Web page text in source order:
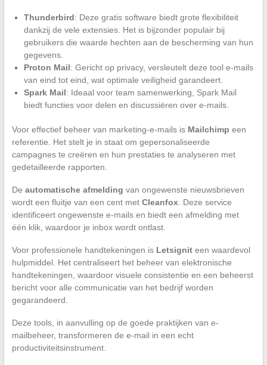
Thunderbird: Deze gratis software biedt grote flexibiliteit
dankzij de vele extensies. Het is bijzonder populair bij
gebruikers die waarde hechten aan de bescherming van hun
gegevens.
Proton Mail: Gericht op privacy, versleutelt deze tool e-mails
van eind tot eind, wat optimale veiligheid garandeert.
Spark Mail: Ideaal voor team samenwerking, Spark Mail
biedt functies voor delen en discussiëren over e-mails.
Voor effectief beheer van marketing-e-mails is Mailchimp een
referentie. Het stelt je in staat om gepersonaliseerde
campagnes te creëren en hun prestaties te analyseren met
gedetailleerde rapporten.
De automatische afmelding van ongewenste nieuwsbrieven
wordt een fluitje van een cent met Cleanfox. Deze service
identificeert ongewenste e-mails en biedt een afmelding met
één klik, waardoor je inbox wordt ontlast.
Voor professionele handtekeningen is Letsigniteen waardevol
hulpmiddel. Het centraliseert het beheer van elektronische
handtekeningen, waardoor visuele consistentie en een beheerst
bericht voor alle communicatie van het bedrijf worden
gegarandeerd.
Deze tools, in aanvulling op de goede praktijken van e-
mailbeheer, transformeren de e-mail in een echt
productiviteitsinstrument.